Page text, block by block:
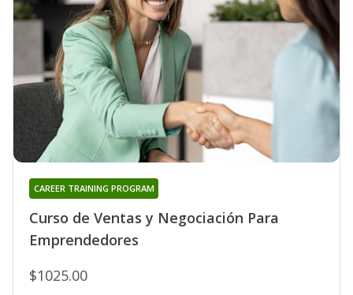
Curso de Ventas y Negociación Para
Emprendedores
CAREER TRAINING PROGRAM
$1025.00